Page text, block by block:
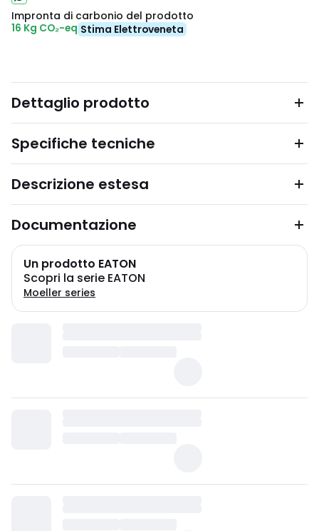
Impronta di carbonio del prodotto
16 Kg CO₂-eq Stima Elettroveneta
Dettaglio prodotto
Specifiche tecniche
Descrizione estesa
Documentazione
Un prodotto EATON
Scopri la serie EATON
Moeller series